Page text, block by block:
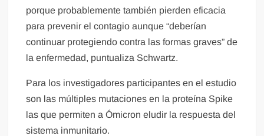
porque probablemente también pierden eficacia
para prevenir el contagio aunque “deberían
continuar protegiendo contra las formas graves” de
la enfermedad, puntualiza Schwartz.
Para los investigadores participantes en el estudio
son las múltiples mutaciones en la proteína Spike
las que permiten a Ómicron eludir la respuesta del
sistema inmunitario.